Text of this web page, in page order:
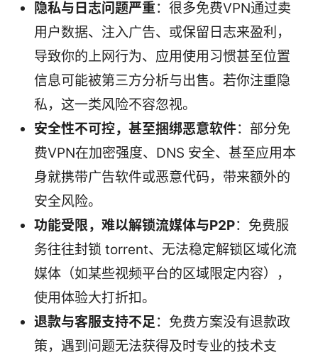
隐私与日志问题严重：很多免费VPN通过卖
用户数据、注入广告、或保留日志来盈利，
导致你的上网行为、应用使用习惯甚至位置
信息可能被第三方分析与出售。若你注重隐
私，这一类风险不容忽视。
安全性不可控，甚至捆绑恶意软件：部分免
费VPN在加密强度、DNS 安全、甚至应用本
身就携带广告软件或恶意代码，带来额外的
安全风险。
功能受限，难以解锁流媒体与P2P：免费服
务往往封锁 torrent、无法稳定解锁区域化流
媒体（如某些视频平台的区域限定内容），
使用体验大打折扣。
退款与客服支持不足 ：免费方案没有退款政
策，遇到问题无法获得及时专业的技术支